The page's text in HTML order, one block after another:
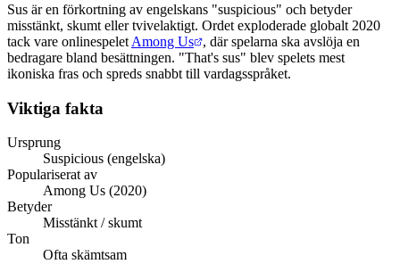
Sus är en förkortning av engelskans "suspicious" och betyder
misstänkt, skumt eller tvivelaktigt. Ordet exploderade globalt 2020
tack vare onlinespelet Among Us
, där spelarna ska avslöja en
bedragare bland besättningen. "That's sus" blev spelets mest
ikoniska fras och spreds snabbt till vardagsspråket.
Viktiga fakta
Ursprung
Suspicious (engelska)
Populariserat av
Among Us (2020)
Betyder
Misstänkt / skumt
Ton
Ofta skämtsam